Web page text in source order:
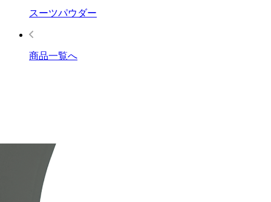
スーツパウダー
商品一覧へ